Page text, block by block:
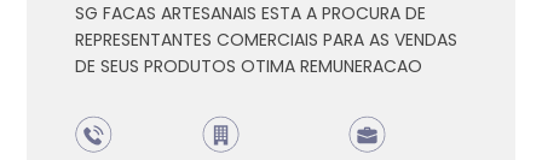
SG FACAS ARTESANAIS ESTA A PROCURA DE
REPRESENTANTES COMERCIAIS PARA AS VENDAS
DE SEUS PRODUTOS OTIMA REMUNERACAO